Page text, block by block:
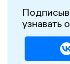
узнавать